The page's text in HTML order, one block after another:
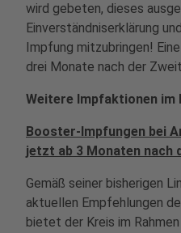
wird gebeten, dieses
Einverständniserklärung
Impfung mitzubringen!
drei Monate nach der
Weitere Impfaktionen im
Booster-Impfungen bei
jetzt ab 3 Monaten nach
Gemäß seiner bisherigen
aktuellen Empfehlungen
bietet der Kreis im